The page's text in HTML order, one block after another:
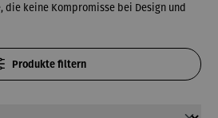
keine Kompromisse bei Design und
Produkte filtern